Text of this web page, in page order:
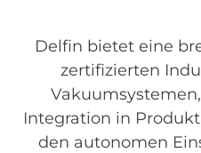
Delfin bietet eine
zertifizierten
Integration in
den autonomen